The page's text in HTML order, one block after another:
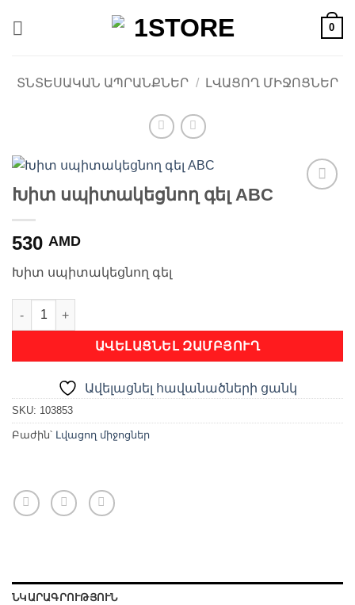
0
ՏՆՏԵՍԱԿԱՆ ԱՊՐԱՆՔՆԵՐ / ԼՎԱՑՈՂ ՄԻՋՈՑՆԵՐ
Ավելացնել
Խիտ սպիտակեցնող գել ABC
530 AMD
Խիտ սպիտակեցնող գել
Խիտ սպիտակեցնող գել ABC quantity
ԱՎԵԼԱՑՆԵԼ ԶԱՄԲՅՈՒՂ
Ավելացնել հավանածների ցանկ
SKU: 103853
Բաժին՝ Լվացող միջոցներ
ՆԿԱՐԱԳՐՈՒԹՅՈՒՆ